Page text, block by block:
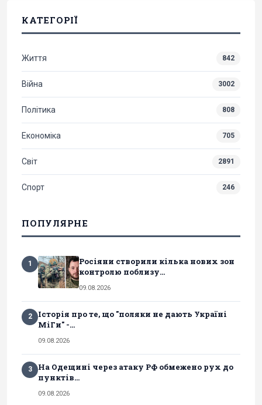
КАТЕГОРІЇ
Життя 842
Війна 3002
Політика 808
Економіка 705
Світ 2891
Спорт 246
ПОПУЛЯРНЕ
1
Росіяни створили кілька нових зон
контролю поблизу...
09.08.2026
2
Історія про те, що "поляки не дають Україні
МіГи" -...
09.08.2026
3
На Одещині через атаку РФ обмежено рух до
пунктів...
09.08.2026